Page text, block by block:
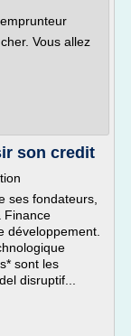
Vous allez
son credit
ses fondateurs,
Finance
développement.
sont les
disruptif...